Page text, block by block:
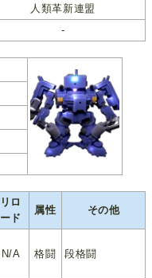
人類革新連盟
-
リロ
ード
属性 その他
N/A 格闘 段格闘